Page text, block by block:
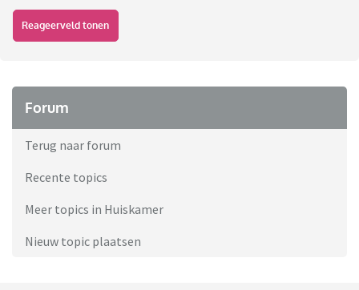
Reageerveld tonen
Forum
Terug naar forum
Recente topics
Meer topics in Huiskamer
Nieuw topic plaatsen